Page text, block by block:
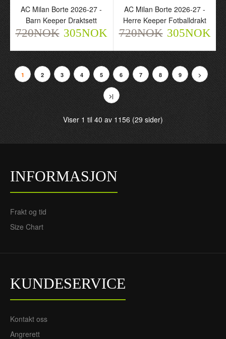
Inter Milan Thuram 9
Hjemme 2026-27 - Herre
Fotballdrakt
720NOK
AC Milan Hjemme 2026-
27 - Dame Fotballdrakt
720NOK 305NOK
2026-27 - Dame
720NOK
AC Milan Borte 2026-27 -
Barn Keeper Draktsett
720NOK 305NOK
AC Milan Borte 2026-27 -
Herre Keeper Fotballdrakt
720NOK 305NOK
1 2 3 4 5 6 7 8 9 >
>|
Viser 1 til 40 av 1156 (29 sider)
INFORMASJON
Frakt og tid
Size Chart
KUNDESERVICE
Kontakt oss
Angrerett